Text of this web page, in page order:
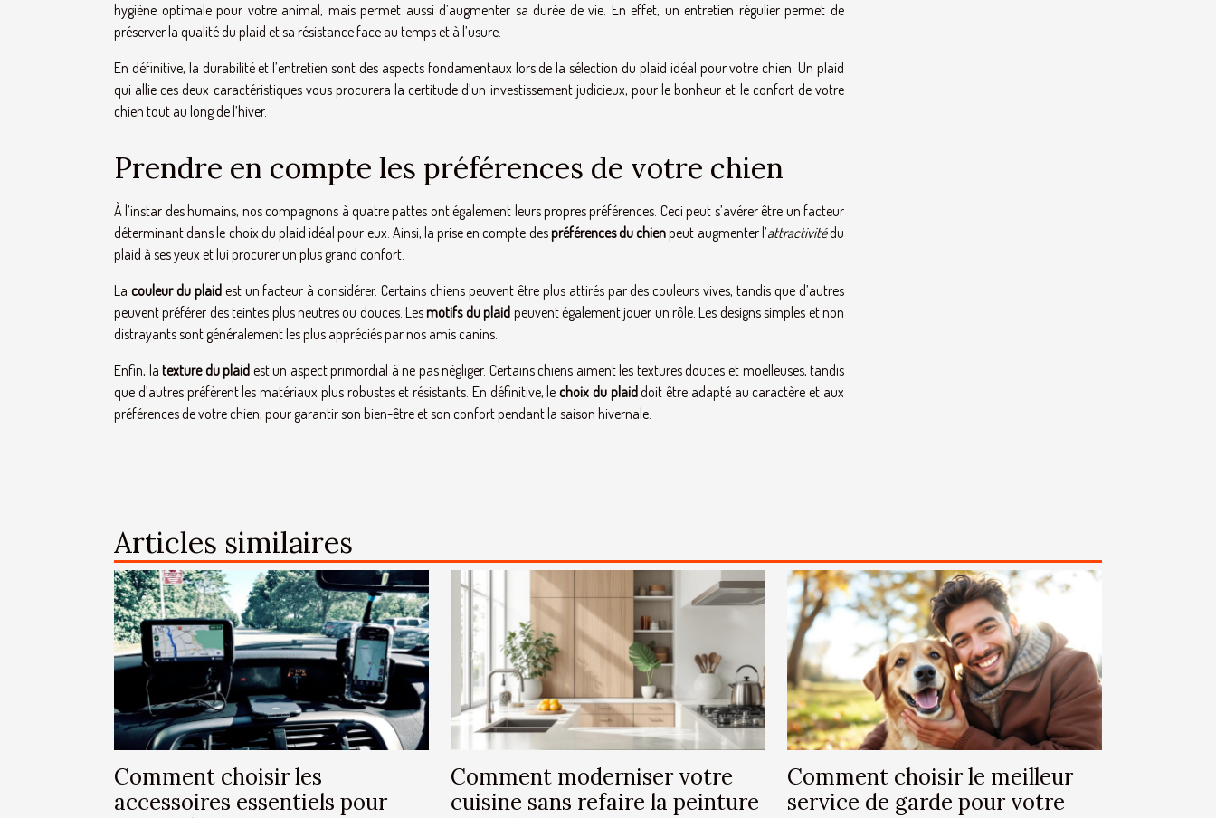
hygiène optimale pour votre animal, mais permet aussi d’augmenter sa durée de vie. En effet, un entretien régulier permet de
préserver la qualité du plaid et sa résistance face au temps et à l’usure.
En définitive, la durabilité et l’entretien sont des aspects fondamentaux lors de la sélection du plaid idéal pour votre chien. Un plaid
qui allie ces deux caractéristiques vous procurera la certitude d’un investissement judicieux, pour le bonheur et le confort de votre
chien tout au long de l’hiver.
Prendre en compte les préférences de votre chien
À l’instar des humains, nos compagnons à quatre pattes ont également leurs propres préférences. Ceci peut s’avérer être un facteur
déterminant dans le choix du plaid idéal pour eux. Ainsi, la prise en compte despréférences du chienpeut augmenter l’attractivitédu
plaid à ses yeux et lui procurer un plus grand confort.
La couleur du plaidest un facteur à considérer. Certains chiens peuvent être plus attirés par des couleurs vives, tandis que d’autres
peuvent préférer des teintes plus neutres ou douces. Lesmotifs du plaid peuvent également jouer un rôle. Les designs simples et non
distrayants sont généralement les plus appréciés par nos amis canins.
Enfin, latexture du plaid est un aspect primordial à ne pas négliger. Certains chiens aiment les textures douces et moelleuses, tandis
que d’autres préfèrent les matériaux plus robustes et résistants. En définitive, lechoix du plaiddoit être adapté au caractère et aux
préférences de votre chien, pour garantir son bien-être et son confort pendant la saison hivernale.
Articles similaires
Comment choisir les
accessoires essentiels pour
Comment moderniser votre
cuisine sans refaire la peinture
Comment choisir le meilleur
service de garde pour votre